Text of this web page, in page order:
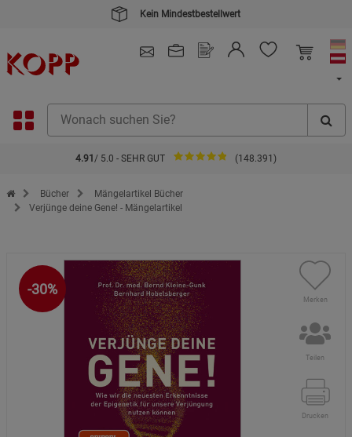
Kein Mindestbestellwert
4.91 / 5.0 - SEHR GUT (148.391)
Zur Startseite des Kopp Verlag Online-Shop
Bücher
Mängelartikel Bücher
Verjünge deine Gene! - Mängelartikel
-30%
Merken
Teilen
Drucken